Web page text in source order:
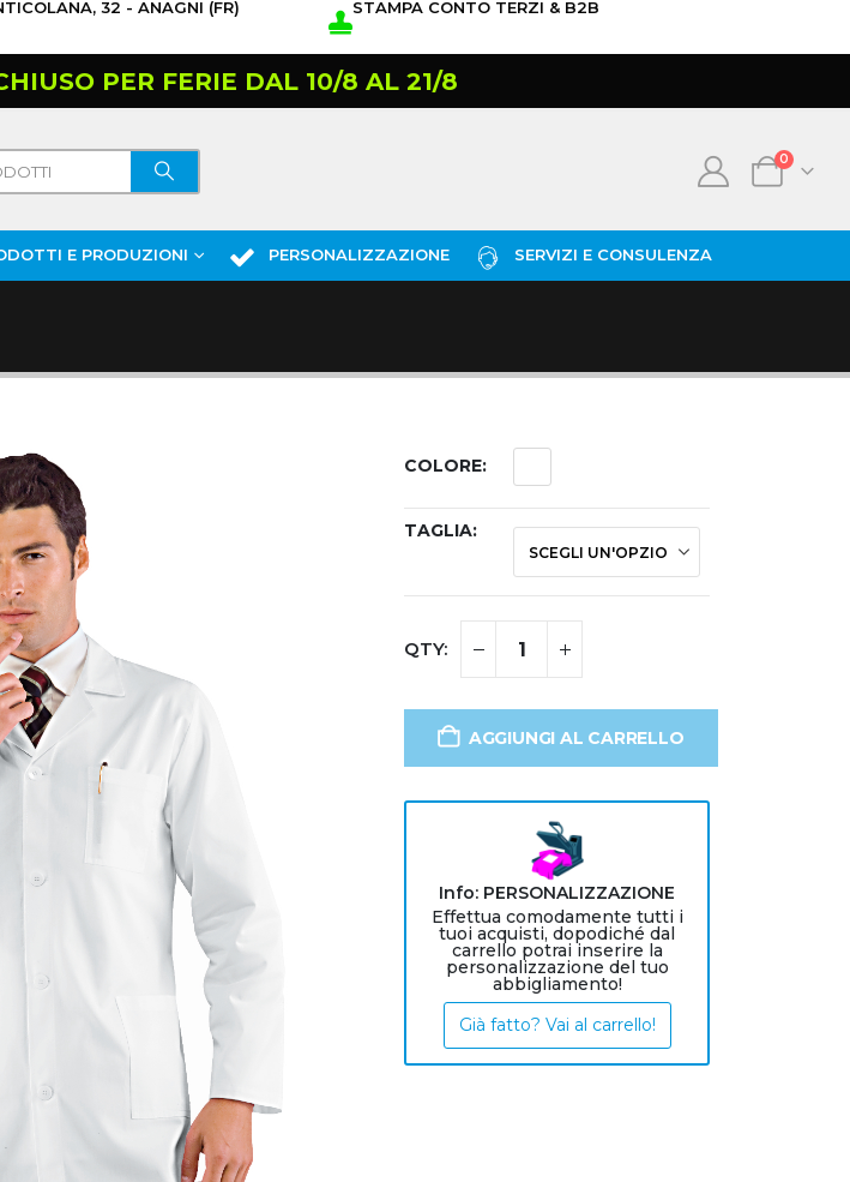
32 - ANAGNI (FR) STAMPA CONTO TERZI & B2B
PER FERIE DAL 10/8 AL 21/8
0
E PRODUZIONI PERSONALIZZAZIONE SERVIZI E CONSULENZA
COLORE
TAGLIA
AGGIUNGI AL CARRELLO
Info: PERSONALIZZAZIONE
Effettua comodamente tutti i
tuoi acquisti, dopodiché dal
carrello potrai inserire la
personalizzazione del tuo
abbigliamento!
Già fatto? Vai al carrello!